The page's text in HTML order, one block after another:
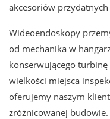
akcesoriów
Wideoendoskopy
od mechanika w
konserwującego
wielkości miejsca
oferujemy naszym
zróżnicowanej